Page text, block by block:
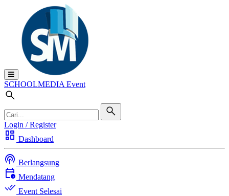
SCHOOLMEDIA Event
Login / Register
dashboard Dashboard
podcasts Berlangsung
calendar_clock Mendatang
done_all Event Selesai